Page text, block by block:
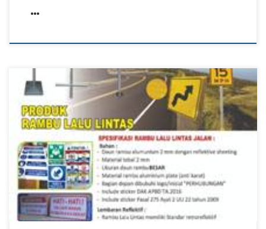
…
Penyedia Rambu Lalu Lintas Papua, Produksi Rambu Lalu
Lintas Maluku Utara TKDN E Katalog, Jual Rambu Lalu Lintas
Kalimantan Kebutuhan rambu lalu lintas tidak hanya berkaitan
dengan pemasangan tanda di jalan, tetapi juga membutuhkan
produk yang memiliki konstruksi kuat dan tingkat keterbacaan
yang baik. Penyedia rambu lalu lintas menawarkan berbagai
[…]